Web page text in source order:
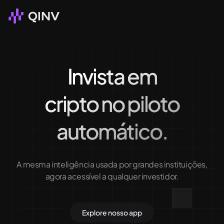
Invista em
cripto no piloto
automático.
A mesma inteligência usada por grandes instituições,
agora acessível a qualquer investidor.
Explore nosso app